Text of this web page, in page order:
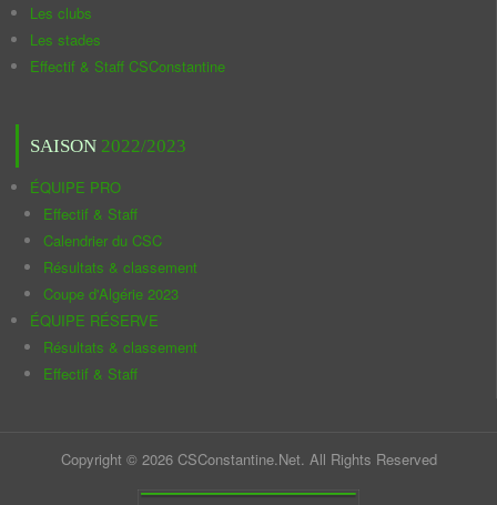
Les clubs
Les stades
Effectif & Staff CSConstantine
SAISON 2022/2023
ÉQUIPE PRO
Effectif & Staff
Calendrier du CSC
Résultats & classement
Coupe d'Algérie 2023
ÉQUIPE RÉSERVE
Résultats & classement
Effectif & Staff
Copyright © 2026 CSConstantine.Net. All Rights Reserved